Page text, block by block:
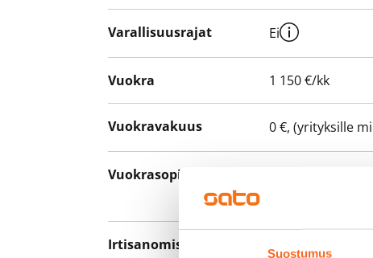
Suostumus
Varallisuusrajat Ei
Vuokra 1 150 €/kk
Vuokravakuus 0 €, (yrityksille
Vuokrasopimus
Irtisanomis­
12 kk